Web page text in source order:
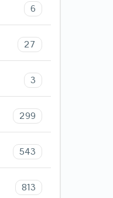
6
27
3
299
543
813